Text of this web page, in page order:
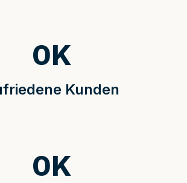
Kunden
0K
0K